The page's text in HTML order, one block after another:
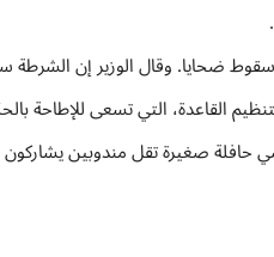
ضحايا. وقال الوزير إن
القاعدة، التي تسعى للإطاحة
حافلة صغيرة تقل مندوبين يشاركون